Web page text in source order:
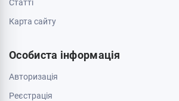
0 800 403 173
044 334 54 27
063 789 66 52
Додатково